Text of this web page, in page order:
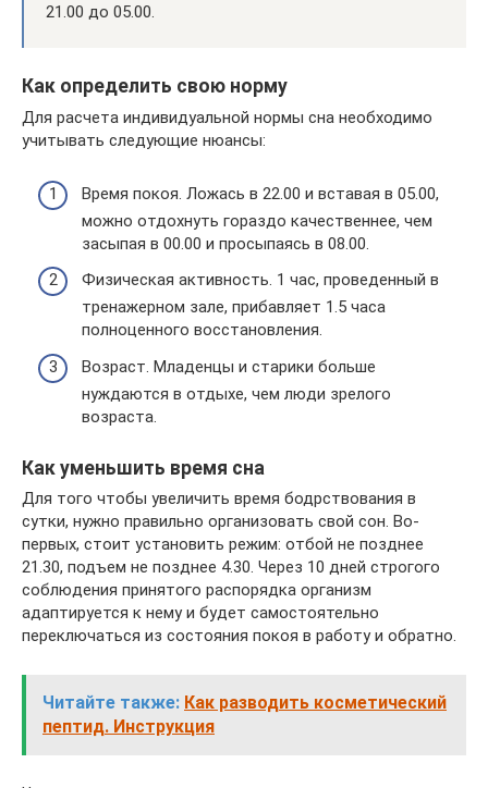
21.00 до 05.00.
Как определить свою норму
Для расчета индивидуальной нормы сна необходимо
учитывать следующие нюансы:
Время покоя. Ложась в 22.00 и вставая в 05.00,
можно отдохнуть гораздо качественнее, чем
засыпая в 00.00 и просыпаясь в 08.00.
Физическая активность. 1 час, проведенный в
тренажерном зале, прибавляет 1.5 часа
полноценного восстановления.
Возраст. Младенцы и старики больше
нуждаются в отдыхе, чем люди зрелого
возраста.
Как уменьшить время сна
Для того чтобы увеличить время бодрствования в
сутки, нужно правильно организовать свой сон. Во-
первых, стоит установить режим: отбой не позднее
21.30, подъем не позднее 4.30. Через 10 дней строгого
соблюдения принятого распорядка организм
адаптируется к нему и будет самостоятельно
переключаться из состояния покоя в работу и обратно.
Читайте также: Как разводить косметический
пептид. Инструкция